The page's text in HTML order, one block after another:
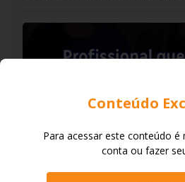
DO R7/31/07/2026
Conteúdo
Para acessar este conteúdo é
conta ou fazer